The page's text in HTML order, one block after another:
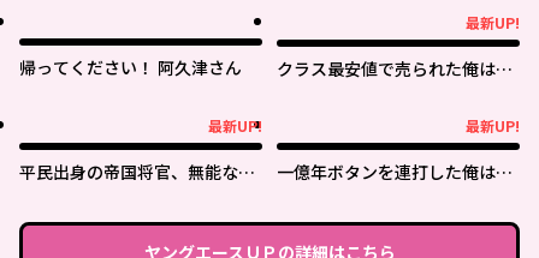
帰ってください！ 阿久津さん
最新UP!
クラス最安値で売られた俺は、
最新UP!
平民出身の帝国将官、無能な貴
最新UP!
一億年ボタンを連打した俺は、
落第剣士の学院無双～
ヤングエースＵＰ の詳細はこちら